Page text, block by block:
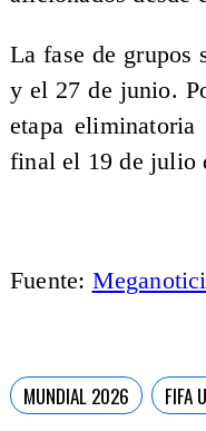
La fase de grupos
y el 27 de junio.
etapa
final el 19 de julio
Fuente:
MUNDIAL 2026 FIFA